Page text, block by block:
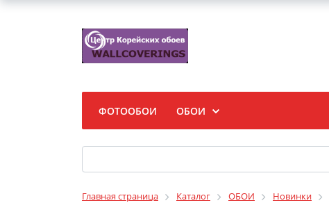
ФОТООБОИ ОБОИ
Главная страница Каталог ОБОИ Новинки